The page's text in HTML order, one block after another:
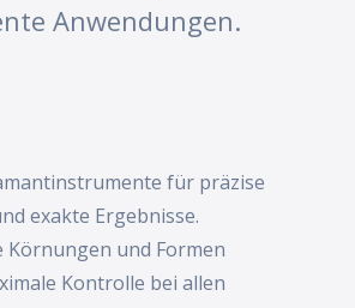
Anwendungen.
für präzise
exakte Ergebnisse.
Körnungen und Formen
Kontrolle bei allen